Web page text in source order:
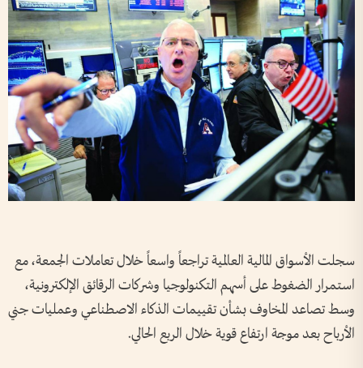
سجلت الأسواق المالية العالمية تراجعاً واسعاً خلال تعاملات الجمعة، مع
استمرار الضغوط على أسهم التكنولوجيا وشركات الرقائق الإلكترونية،
وسط تصاعد المخاوف بشأن تقييمات الذكاء الاصطناعي وعمليات جني
الأرباح بعد موجة ارتفاع قوية خلال الربع الحالي.